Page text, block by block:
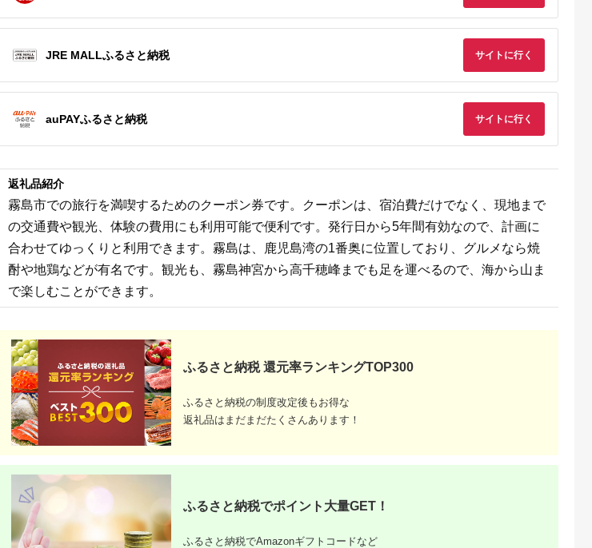
級 高級宿 三重県
町 AI-30
届け指定日は承れま
んので予めご了承願
ます。
でもらえる旅
ランキング
新版】還元率・
徹底比較
税 金券の返礼品ランキング
｜旅行券・食事券・商品券
JRE MALLふるさと納税 サイトに行く
auPAYふるさと納税 サイトに行く
返礼品紹介
霧島市での旅行を満喫するためのクーポン券です。クーポンは、宿泊費だけでなく、現地まで
の交通費や観光、体験の費用にも利用可能で便利です。発行日から5年間有効なので、計画に
合わせてゆっくりと利用できます。霧島は、鹿児島湾の1番奥に位置しており、グルメなら焼
酎や地鶏などが有名です。観光も、霧島神宮から高千穂峰までも足を運べるので、海から山ま
で楽しむことができます。
ふるさと納税 還元率ランキングTOP300
ふるさと納税の制度改定後もお得な
返礼品はまだまだたくさんあります！
ふるさと納税でポイント大量GET！
ふるさと納税でAmazonギフトコードなど